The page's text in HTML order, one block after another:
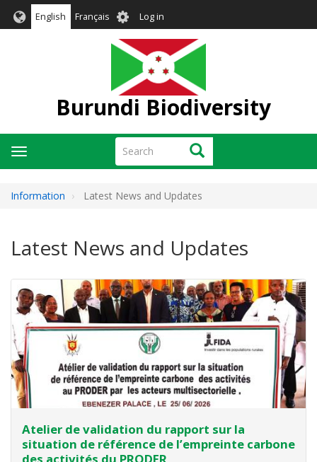
English Français User
account
menu
Log in
Burundi Biodiversity
Search Search
Toggle
navigation
Information Latest News and Updates
Latest News and Updates
Atelier de validation du rapport sur la
situation de référence de l’empreinte carbone